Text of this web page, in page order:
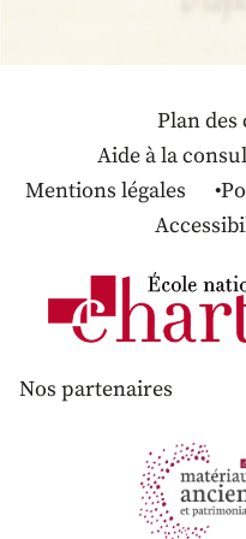
Plan
Aide à la
Mentions légales
Nos partenaires